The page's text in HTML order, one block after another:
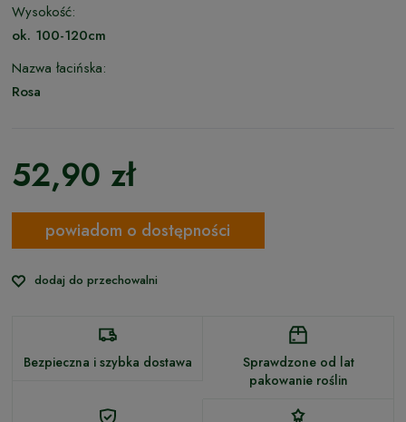
Wysokość:
ok. 100-120cm
Nazwa łacińska:
Rosa
52,90 zł
powiadom o dostępności
dodaj do przechowalni
Bezpieczna i szybka dostawa
Sprawdzone od lat
pakowanie roślin